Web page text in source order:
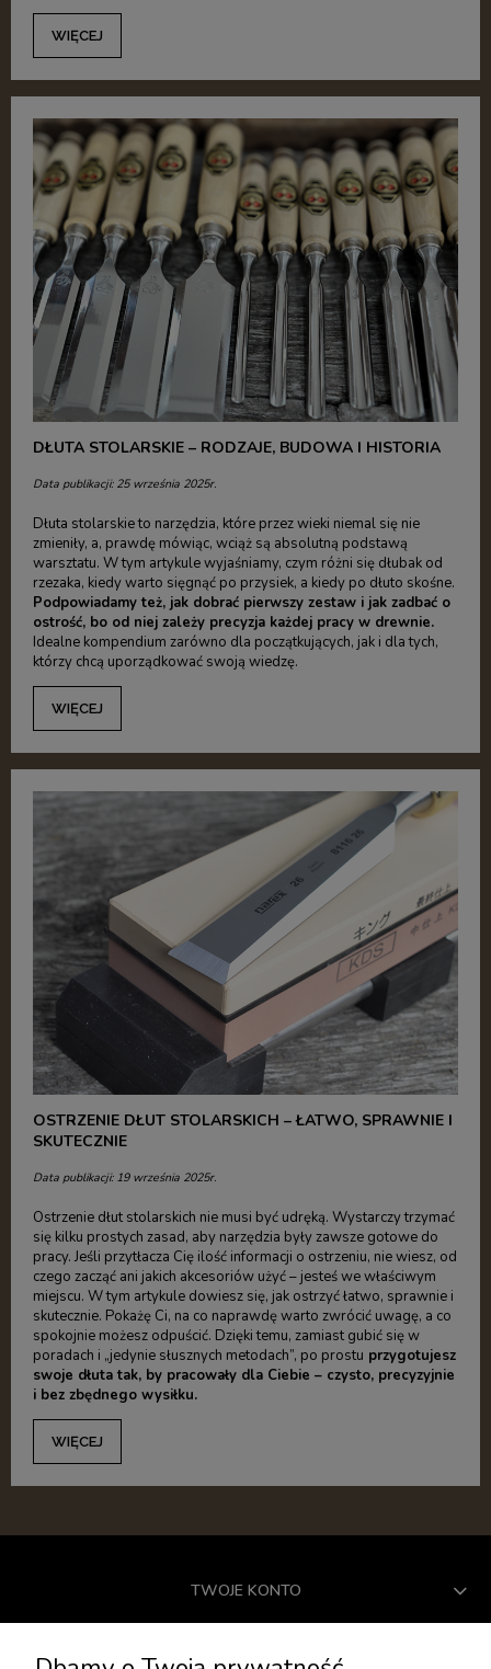
WIĘCEJ
DŁUTA STOLARSKIE – RODZAJE, BUDOWA I HISTORIA
Data publikacji: 25 września 2025r.
Dłuta stolarskie to narzędzia, które przez wieki niemal się nie
zmieniły, a, prawdę mówiąc, wciąż są absolutną podstawą
warsztatu. W tym artykule wyjaśniamy, czym różni się dłubak od
rzezaka, kiedy warto sięgnąć po przysiek, a kiedy po dłuto skośne.
Podpowiadamy też, jak dobrać pierwszy zestaw i jak zadbać o
ostrość, bo od niej zależy precyzja każdej pracy w drewnie.
Idealne kompendium zarówno dla początkujących, jak i dla tych,
którzy chcą uporządkować swoją wiedzę.
WIĘCEJ
OSTRZENIE DŁUT STOLARSKICH – ŁATWO, SPRAWNIE I
SKUTECZNIE
Data publikacji: 19 września 2025r.
Ostrzenie dłut stolarskich nie musi być udręką. Wystarczy trzymać
się kilku prostych zasad, aby narzędzia były zawsze gotowe do
pracy. Jeśli przytłacza Cię ilość informacji o ostrzeniu, nie wiesz, od
czego zacząć ani jakich akcesoriów użyć – jesteś we właściwym
miejscu. W tym artykule dowiesz się, jak ostrzyć łatwo, sprawnie i
skutecznie. Pokażę Ci, na co naprawdę warto zwrócić uwagę, a co
spokojnie możesz odpuścić. Dzięki temu, zamiast gubić się w
poradach i „jedynie słusznych metodach”, po prostu przygotujesz
swoje dłuta tak, by pracowały dla Ciebie – czysto, precyzyjnie
i bez zbędnego wysiłku.
WIĘCEJ
TWOJE KONTO
USŁUGI DODATKOWE